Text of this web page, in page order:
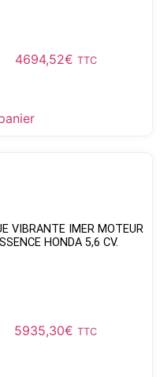
4694,52€ TTC
VIBRANTE IMER MOTEUR
HONDA 5,6 CV.
5935,30€ TTC